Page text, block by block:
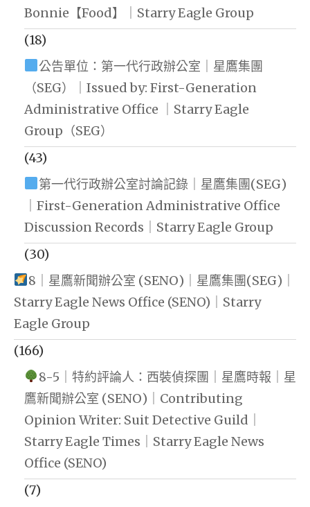
Bonnie【Food】｜Starry Eagle Group
(18)
公告單位：第一代行政辦公室｜星鷹集團
（SEG）｜Issued by: First-Generation
Administrative Office ｜Starry Eagle
Group（SEG）
(43)
第一代行政辦公室討論記錄｜星鷹集團(SEG)
｜First-Generation Administrative Office
Discussion Records｜Starry Eagle Group
(30)
8｜星鷹新聞辦公室 (SENO)｜星鷹集團(SEG)｜
Starry Eagle News Office (SENO)｜Starry
Eagle Group
(166)
8-5｜特約評論人：西裝偵探團｜星鷹時報｜星
鷹新聞辦公室 (SENO)｜Contributing
Opinion Writer: Suit Detective Guild｜
Starry Eagle Times｜Starry Eagle News
Office (SENO)
(7)